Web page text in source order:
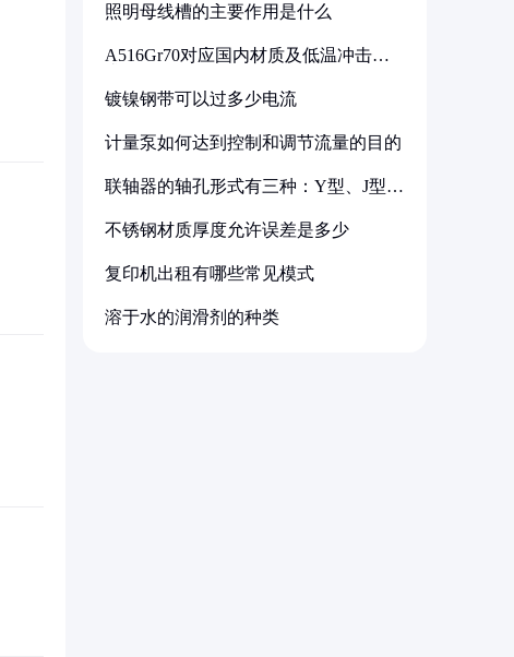
照明母线槽的主要作用是什么
A516Gr70对应国内材质及低温冲击要
镀镍钢带可以过多少电流
计量泵如何达到控制和调节流量的目的
联轴器的轴孔形式有三种：Y型、J型、
不锈钢材质厚度允许误差是多少
复印机出租有哪些常见模式
溶于水的润滑剂的种类